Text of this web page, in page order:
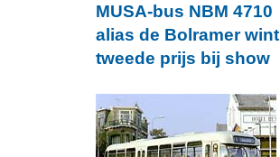
MUSA-bus NBM 4710
alias de Bolramer wint
tweede prijs bij show